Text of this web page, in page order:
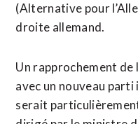
(Alternative pour
droite allemand.
Un rapprochement
avec un nouveau
serait